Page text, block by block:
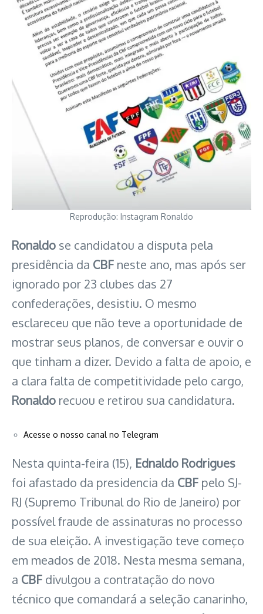
Reprodução: Instagram Ronaldo
Ronaldo se candidatou a disputa pela
presidência da CBF neste ano, mas após ser
ignorado por 23 clubes das 27
confederações, desistiu. O mesmo
esclareceu que não teve a oportunidade de
mostrar seus planos, de conversar e ouvir o
que tinham a dizer. Devido a falta de apoio, e
a clara falta de competitividade pelo cargo,
Ronaldo recuou e retirou sua candidatura.
Acesse o nosso canal no Telegram
Nesta quinta-feira (15), Ednaldo Rodrigues
foi afastado da presidencia da CBF pelo SJ-
RJ (Supremo Tribunal do Rio de Janeiro) por
possível fraude de assinaturas no processo
de sua eleição. A investigação teve começo
em meados de 2018. Nesta mesma semana,
a CBF divulgou a contratação do novo
técnico que comandará a seleção canarinho,